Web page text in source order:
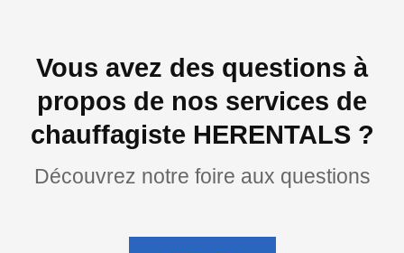
Vous avez des questions à
propos de nos services de
chauffagiste HERENTALS ?
Découvrez notre foire aux questions